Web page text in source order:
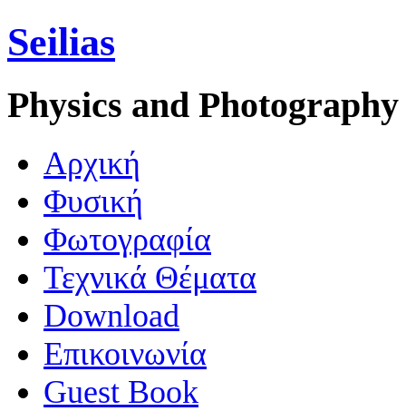
Seilias
Physics and Photography
Aρχική
Φυσική
Φωτογραφία
Τεχνικά Θέματα
Download
Επικοινωνία
Guest Book